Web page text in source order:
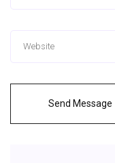
Send Message